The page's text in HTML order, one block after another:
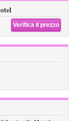
Verifica il prezzo